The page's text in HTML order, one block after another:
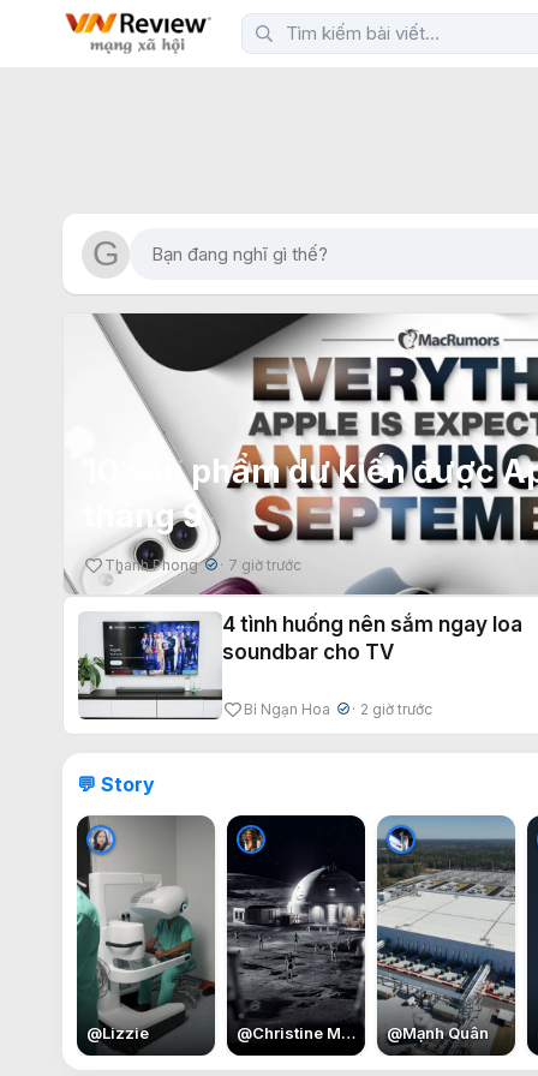
10 sản phẩm dự kiến được
tháng 9
Thanh Phong ✔ 7 giờ trước
4 tình huống nên sắm ngay loa
soundbar cho TV
Bỉ Ngạn Hoa ✔ 2 giờ trước
💬 Story
@Lizzie @Christine May @Mạnh Quân